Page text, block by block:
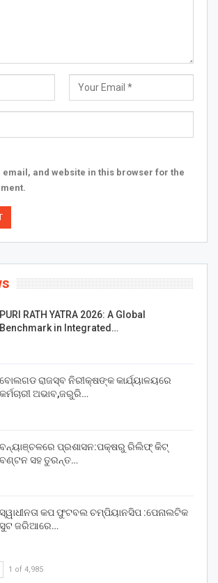
email, and website in this browser for the
PURI RATH YATRA 2026: A Global
Benchmark in Integrated…
ବୋଲଗଡ ରାଜସ୍ବ ନିରୀକ୍ଷଙ୍କ କାର୍ଯ୍ୟାଳୟରେ
କର୍ମଚାରୀ ଅଭାବ,ଜରୁରି…
ବନ୍ୟାଞ୍ଚଳରେ ପ୍ରଶାସନ:ପକ୍ଷରୁ ରିଲିଫ୍ କିଟ୍
ବଣ୍ଟନ ସହ ତୁରନ୍ତ…
ସ୍ୱାଧୀନତା କପ ଫୁଟବଲ ଚମ୍ପିୟାନସିପ :ପେନାଲଟିକ
ସୁଟ ଜରିଆରେ…
1 of 4,985